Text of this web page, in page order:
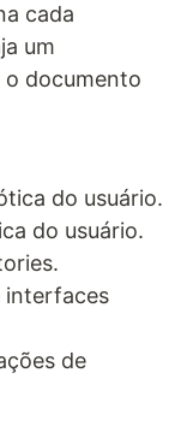
cada
um
documento
do usuário.
do usuário.
interfaces
de